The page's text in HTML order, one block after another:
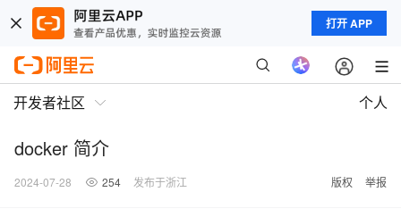
打开 APP
开发者社区 个人
docker 简介
2024-07-28 254 发布于浙江 版权 举报